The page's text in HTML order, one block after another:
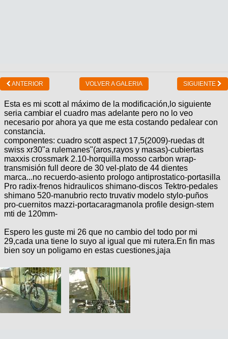
ANTERIOR VOLVER A GALERIA SIGUIENTE
Esta es mi scott al máximo de la modificación,lo siguiente
seria cambiar el cuadro mas adelante pero no lo veo
necesario por ahora ya que me esta costando pedalear con
constancia.
componentes: cuadro scott aspect 17,5(2009)-ruedas dt
swiss xr30"a rulemanes"(aros,rayos y masas)-cubiertas
maxxis crossmark 2.10-horquilla mosso carbon wrap-
transmisión full deore de 30 vel-plato de 44 dientes
marca...no recuerdo-asiento prologo antiprostatico-portasilla
Pro radix-frenos hidraulicos shimano-discos Tektro-pedales
shimano 520-manubrio recto truvativ modelo stylo-puños
pro-cuernitos mazzi-portacaragmanola profile design-stem
mti de 120mm-
Espero les guste mi 26 que no cambio del todo por mi
29,cada una tiene lo suyo al igual que mi rutera.En fin mas
bien soy un poligamo en estas cuestiones,jaja